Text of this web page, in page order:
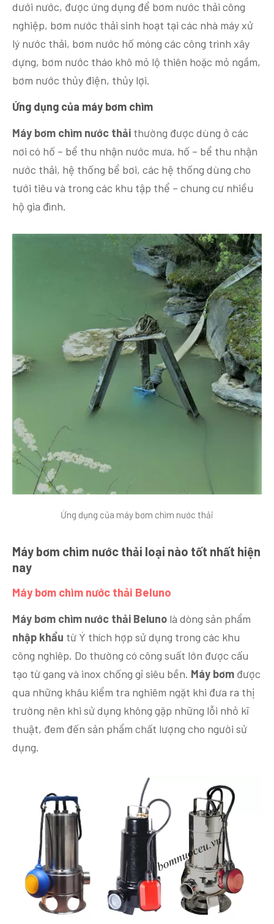
dưới nước, được ứng dụng để bơm nước thải công
nghiệp, bơm nước thải sinh hoạt tại các nhà máy xử
lý nước thải, bơm nước hố móng các công trình xây
dựng, bơm nước tháo khô mỏ lộ thiên hoặc mỏ ngầm,
bơm nước thủy điện, thủy lợi.
Ứng dụng của máy bơm chìm
Máy bơm chìm nước thải thường được dùng ở các
nơi có hố – bể thu nhận nước mưa, hố – bể thu nhận
nước thải, hệ thống bể bơi, các hệ thống dùng cho
tưới tiêu và trong các khu tập thể – chung cư nhiều
hộ gia đình.
Ứng dụng của máy bơm chìm nước thải
Máy bơm chìm nước thải loại nào tốt nhất hiện
nay
Máy bơm chìm nước thải Beluno
Máy bơm chìm nước thải Beluno là dòng sản phẩm
nhập khẩu từ Ý thích hợp sử dụng trong các khu
công nghiêp. Do thường có công suất lớn được cấu
tạo từ gang và inox chống gỉ siêu bền. Máy bơm được
qua những khâu kiểm tra nghiêm ngặt khi đưa ra thị
trường nên khi sử dụng không gặp những lỗi nhỏ kĩ
thuật, đem đến sản phẩm chất lượng cho người sử
dụng.